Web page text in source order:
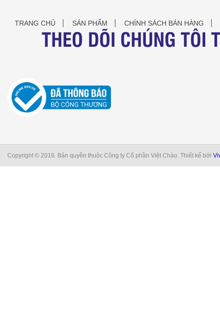
TRANG CHỦ SẢN PHẨM CHÍNH SÁCH BÁN HÀNG
THEO DÕI CHÚNG TÔI
Copyright © 2016. Bản quyền thuộc Công ty Cổ phần Việt Chào. Thiết kế bởi